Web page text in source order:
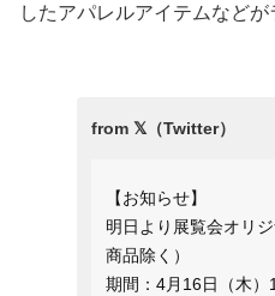
したアパレルアイテムなどが
【お知らせ】
明日より展覧会オリ
商品除く）
期間：4月16日（木